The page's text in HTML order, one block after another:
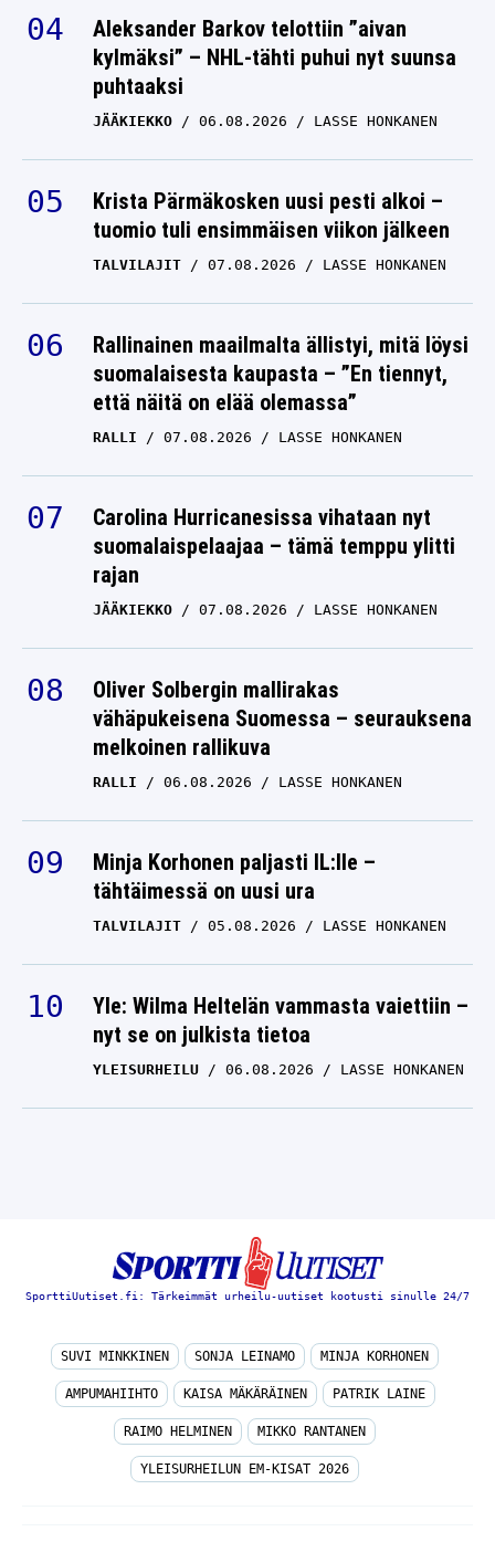
Aleksander Barkov telottiin ”aivan
kylmäksi” – NHL-tähti puhui nyt suunsa
puhtaaksi
JÄÄKIEKKO 06.08.2026 LASSE HONKANEN
Krista Pärmäkosken uusi pesti alkoi –
tuomio tuli ensimmäisen viikon jälkeen
TALVILAJIT 07.08.2026 LASSE HONKANEN
Rallinainen maailmalta ällistyi, mitä löysi
suomalaisesta kaupasta – ”En tiennyt,
että näitä on elää olemassa”
RALLI 07.08.2026 LASSE HONKANEN
Carolina Hurricanesissa vihataan nyt
suomalaispelaajaa – tämä temppu ylitti
rajan
JÄÄKIEKKO 07.08.2026 LASSE HONKANEN
Oliver Solbergin mallirakas
vähäpukeisena Suomessa – seurauksena
melkoinen rallikuva
RALLI 06.08.2026 LASSE HONKANEN
Minja Korhonen paljasti IL:lle –
tähtäimessä on uusi ura
TALVILAJIT 05.08.2026 LASSE HONKANEN
Yle: Wilma Heltelän vammasta vaiettiin –
nyt se on julkista tietoa
YLEISURHEILU 06.08.2026 LASSE HONKANEN
SporttiUutiset.fi: Tärkeimmät urheilu-uutiset kootusti sinulle 24/7
SUVI MINKKINEN SONJA LEINAMO MINJA KORHONEN
AMPUMAHIIHTO KAISA MÄKÄRÄINEN PATRIK LAINE
RAIMO HELMINEN MIKKO RANTANEN
YLEISURHEILUN EM-KISAT 2026